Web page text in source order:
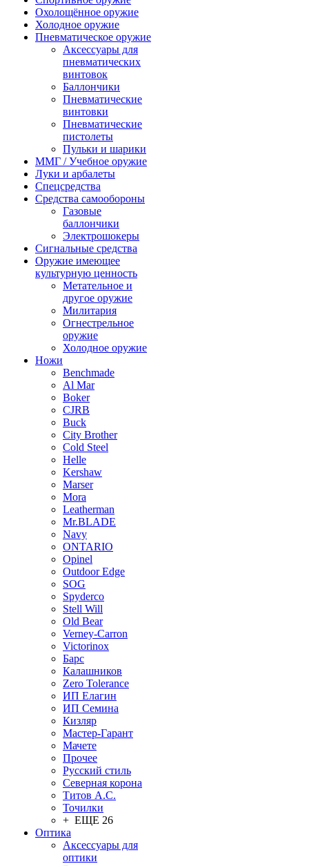
Охолощённое оружие
Холодное оружие
Пневматическое оружие
Аксессуары для
пневматических
винтовок
Баллончики
Пневматические
винтовки
Пневматические
пистолеты
Пульки и шарики
ММГ / Учебное оружие
Луки и арбалеты
Спецсредства
Средства самообороны
Газовые
баллончики
Электрошокеры
Сигнальные средства
Оружие имеющее
культурную ценность
Метательное и
другое оружие
Милитария
Огнестрельное
оружие
Холодное оружие
Ножи
Benchmade
Al Mar
Boker
CJRB
Buck
City Brother
Cold Steel
Helle
Kershaw
Marser
Mora
Leatherman
Mr.BLADE
Navy
ONTARIO
Opinel
Outdoor Edge
SOG
Spyderco
Stell Will
Old Bear
Verney-Carron
Victorinox
Барс
Калашников
Zero Tolerance
ИП Елагин
ИП Семина
Кизляр
Мастер-Гарант
Мачете
Прочее
Русский стиль
Северная корона
Титов А.С.
Точилки
+ ЕЩЕ 26
Оптика
Аксессуары для
оптики